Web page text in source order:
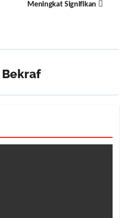
Meningkat Signifikan
Bekraf